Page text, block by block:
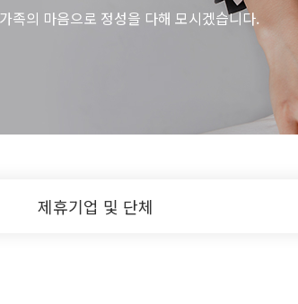
족의 마음으로 정성을 다해 모시겠습니다.
제휴기업 및 단체